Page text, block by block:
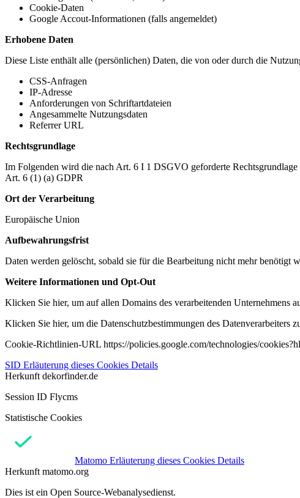
Cookie-Daten
Google Accout-Informationen (falls angemeldet)
Erhobene Daten
Diese Liste enthält alle (persönlichen) Daten, die von oder durch die
CSS-Anfragen
IP-Adresse
Anforderungen von Schriftartdateien
Angesammelte Nutzungsdaten
Referrer URL
Rechtsgrundlage
Im Folgenden wird die nach Art. 6 I 1 DSGVO geforderte
Art. 6 (1) (a) GDPR
Ort der Verarbeitung
Europäische Union
Aufbewahrungsfrist
Daten werden gelöscht, sobald sie für die Bearbeitung nicht mehr benötigt
Weitere Informationen und Opt-Out
Klicken Sie hier, um auf allen Domains des verarbeitenden Unternehmens
Klicken Sie hier, um die Datenschutzbestimmungen des Datenverarbeiters
Cookie-Richtlinien-URL https://policies.google.com/technologies/
SID Erläuterung dieses Cookies Details
Herkunft dekorfinder.de
Session ID Flycms
Statistische Cookies
Matomo Erläuterung dieses Cookies Details
Herkunft matomo.org
Dies ist ein Open Source-Webanalysedienst.